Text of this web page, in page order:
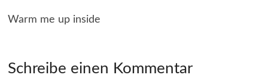
Warm me up inside
Schreibe einen Kommentar